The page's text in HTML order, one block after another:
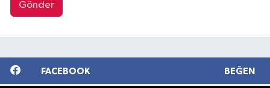
Gönder
FACEBOOK BEĞEN